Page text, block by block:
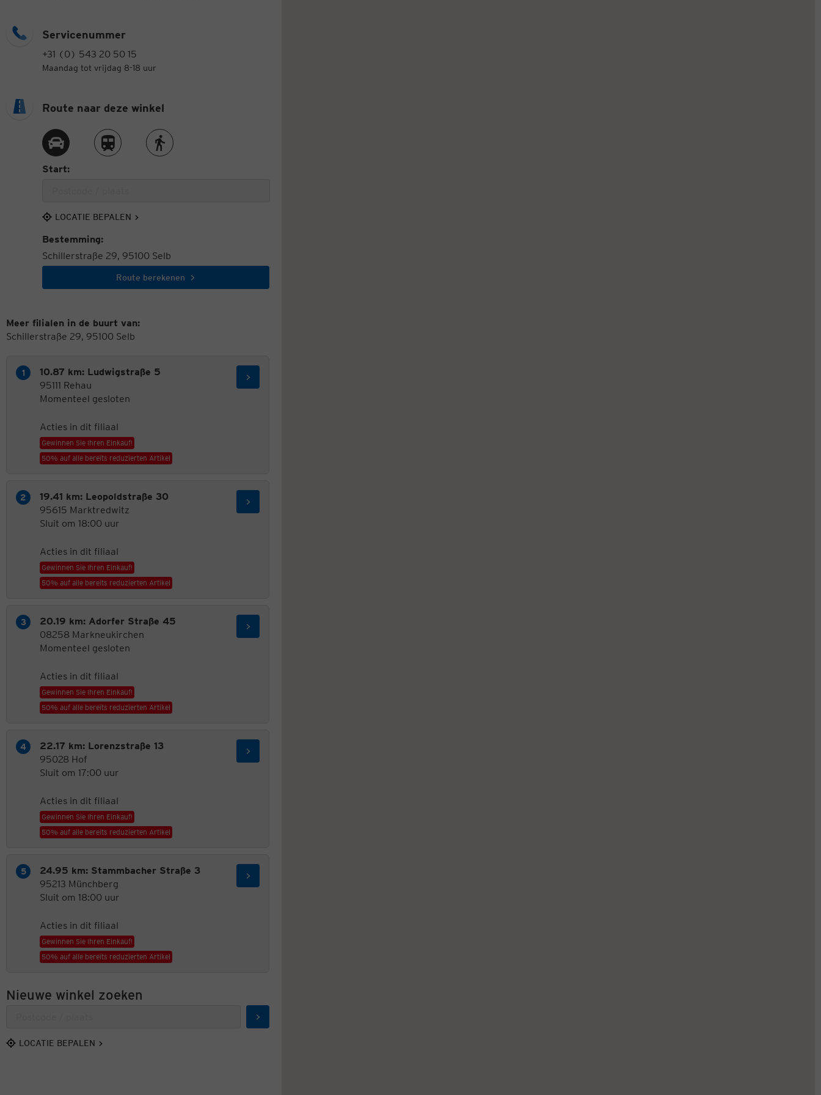
Servicenummer
+31 (0) 543 20 50 15
Maandag tot vrijdag 8-18 uur
Route naar deze winkel
Route met de autoRoute met de treinRoute te voet
Start:
LOCATIE BEPALEN
Bestemming:
Schillerstraße 29, 95100 Selb
Route berekenen
Meer filialen in de buurt van:
Schillerstraße 29, 95100 Selb
10.87 km: Ludwigstraße 5
95111 Rehau
Momenteel gesloten
Acties in dit filiaal
Gewinnen Sie Ihren Einkauf!
50% auf alle bereits reduzierten Artikel
19.41 km: Leopoldstraße 30
95615 Marktredwitz
Sluit om 18:00 uur
Acties in dit filiaal
Gewinnen Sie Ihren Einkauf!
50% auf alle bereits reduzierten Artikel
20.19 km: Adorfer Straße 45
08258 Markneukirchen
Momenteel gesloten
Acties in dit filiaal
Gewinnen Sie Ihren Einkauf!
50% auf alle bereits reduzierten Artikel
22.17 km: Lorenzstraße 13
95028 Hof
Sluit om 17:00 uur
Acties in dit filiaal
Gewinnen Sie Ihren Einkauf!
50% auf alle bereits reduzierten Artikel
24.95 km: Stammbacher Straße 3
95213 Münchberg
Sluit om 18:00 uur
Acties in dit filiaal
Gewinnen Sie Ihren Einkauf!
50% auf alle bereits reduzierten Artikel
Nieuwe winkel zoeken
Zoeken
LOCATIE BEPALEN